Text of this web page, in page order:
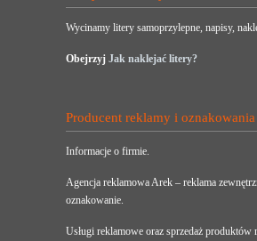
Wycinamy litery samoprzylepne, napisy,
Obejrzyj Jak naklejać litery?
Producent reklamy i oznakowania
Informacje o firmie.
Agencja reklamowa Arek – reklama
oznakowanie.
Usługi reklamowe oraz sprzedaż produktów